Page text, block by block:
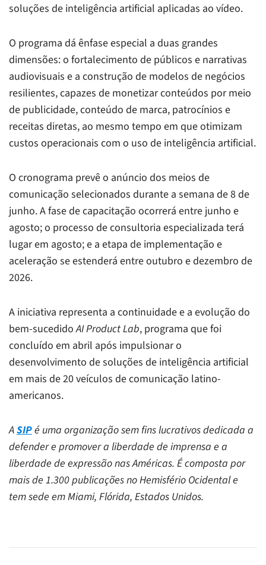
soluções de inteligência artificial aplicadas ao vídeo.
O programa dá ênfase especial a duas grandes
dimensões: o fortalecimento de públicos e narrativas
audiovisuais e a construção de modelos de negócios
resilientes, capazes de monetizar conteúdos por meio
de publicidade, conteúdo de marca, patrocínios e
receitas diretas, ao mesmo tempo em que otimizam
custos operacionais com o uso de inteligência artificial.
O cronograma prevê o anúncio dos meios de
comunicação selecionados durante a semana de 8 de
junho. A fase de capacitação ocorrerá entre junho e
agosto; o processo de consultoria especializada terá
lugar em agosto; e a etapa de implementação e
aceleração se estenderá entre outubro e dezembro de
2026.
A iniciativa representa a continuidade e a evolução do
bem-sucedidoAI Product Lab, programa que foi
concluído em abril após impulsionar o
desenvolvimento de soluções de inteligência artificial
em mais de 20 veículos de comunicação latino-
americanos.
ASIPé uma organização sem fins lucrativos dedicada a
defender e promover a liberdade de imprensa e a
liberdade de expressão nas Américas. É composta por
mais de 1.300 publicações no Hemisfério Ocidental e
tem sede em Miami, Flórida, Estados Unidos.